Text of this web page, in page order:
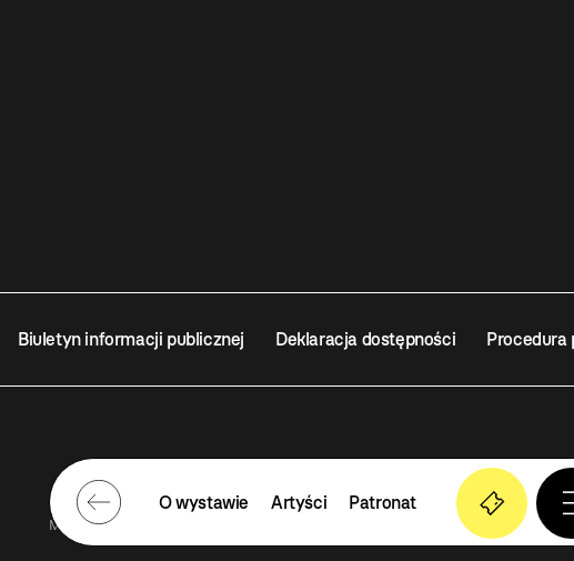
Biuletyn informacji publicznej Deklaracja dostępności Procedura
MUZEUM SZTUKI WSPÓŁCZESNEJ W KRAKOWIE MOCAK – INSTYTUCJA KULTURY
O wystawie Artyści Patronat